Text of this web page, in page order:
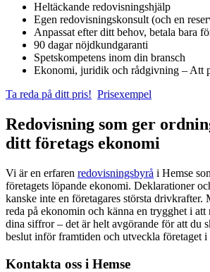
Heltäckande redovisningshjälp
Egen redovisningskonsult (och en
Anpassat efter ditt behov, betala bara
90 dagar nöjdkundgaranti
Spetskompetens inom din bransch
Ekonomi, juridik och rådgivning – Att
Ta reda på ditt pris! Prisexempel
Redovisning som ger
ditt företags ekonomi
Vi är en erfaren redovisningsbyrå i Hemse
företagets löpande ekonomi. Deklarationer
kanske inte en företagares största drivkrafter.
reda på ekonomin och känna en trygghet i
dina siffror – det är helt avgörande för att du
beslut inför framtiden och utveckla företaget
Kontakta oss i Hemse